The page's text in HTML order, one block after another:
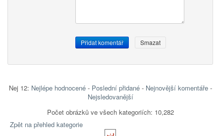
Nej 12: Nejlépe hodnocené- Poslední přidané- Nejnovější komentáře-
Nejsledovanější
Počet obrázků ve všech kategoriích: 10,282
Zpět na přehled kategorie